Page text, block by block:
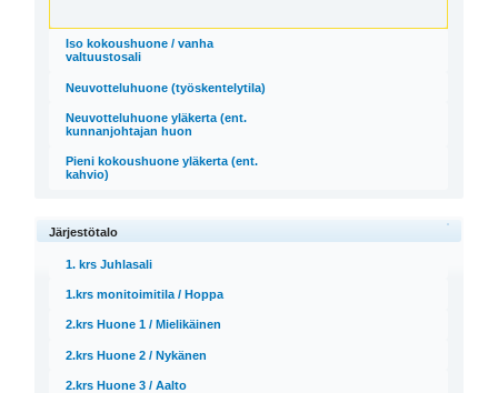
Iso kokoushuone / vanha
valtuustosali
Neuvotteluhuone (työskentelytila)
Neuvotteluhuone yläkerta (ent.
kunnanjohtajan huon
Pieni kokoushuone yläkerta (ent.
kahvio)
Järjestötalo
1. krs Juhlasali
1.krs monitoimitila / Hoppa
2.krs Huone 1 / Mielikäinen
2.krs Huone 2 / Nykänen
2.krs Huone 3 / Aalto